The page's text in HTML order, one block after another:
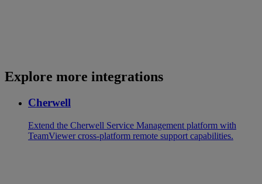
Explore more integrations
Cherwell
Extend the Cherwell Service Management platform with
TeamViewer cross-platform remote support capabilities.